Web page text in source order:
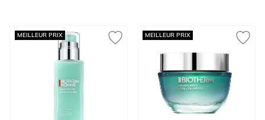
MEILLEUR PRIX MEILLEUR PRIX